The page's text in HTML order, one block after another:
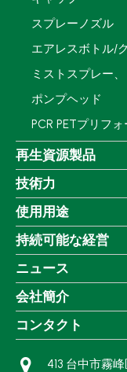
スプレーノズル
エアレスボトル/
ミストスプレー
ポンプヘッド
PCR PETプリフォ
再生資源製品
技術力
使用用途
持続可能な経営
ニュース
会社簡介
コンタクト
413 台中市霧